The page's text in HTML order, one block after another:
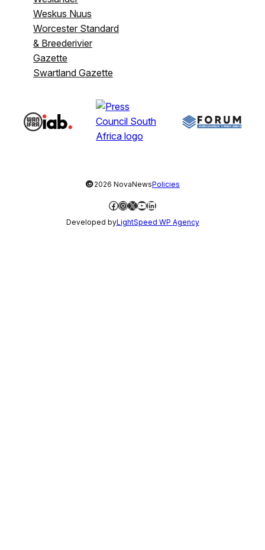
Weskus Nuus
Worcester Standard
& Breederivier
Gazette
Swartland Gazette
©2026 NovaNewsPolicies
Facebook
Instagram
X YouTube
LinkedIn
Developed byLightSpeed WP Agency